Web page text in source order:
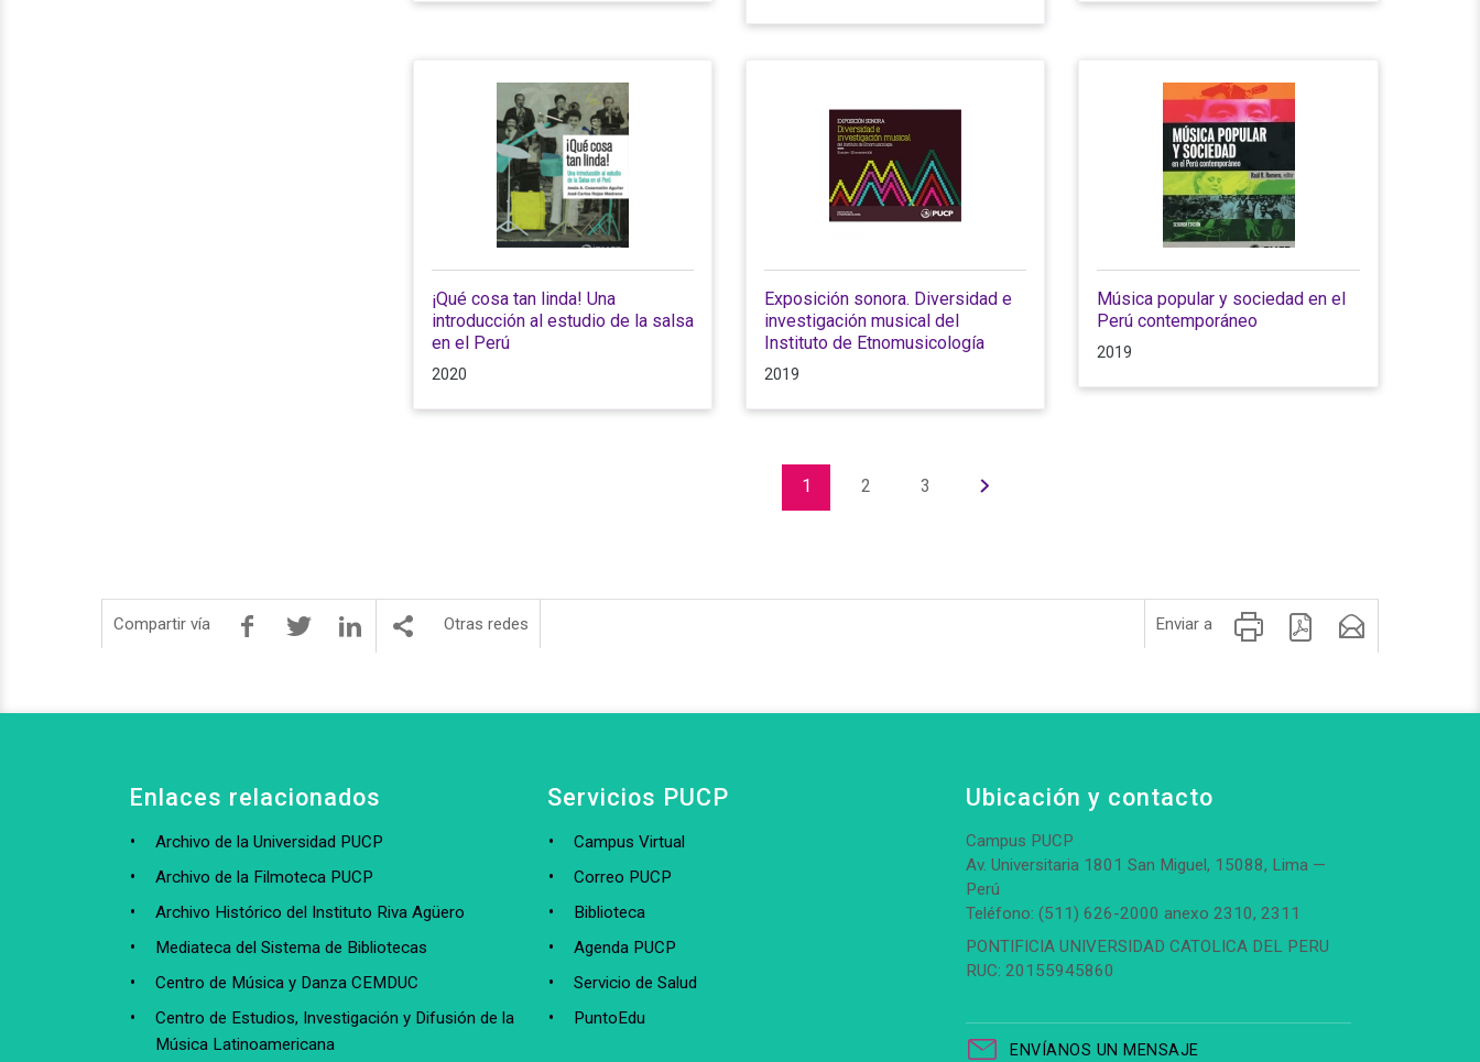
¡Qué cosa tan linda! Una
introducción al estudio de la salsa
en el Perú
2020
Exposición sonora. Diversidad e
investigación musical del
Instituto de Etnomusicología
2019
Música popular y sociedad en el
Perú contemporáneo
2019
1 2 3
Compartir vía Otras redes Enviar a
Enlaces relacionados
Archivo de la Universidad PUCP
Archivo de la Filmoteca PUCP
Archivo Histórico del Instituto Riva Agüero
Mediateca del Sistema de Bibliotecas
Centro de Música y Danza CEMDUC
Centro de Estudios, Investigación y Difusión de la
Música Latinoamericana
Servicios PUCP
Campus Virtual
Correo PUCP
Biblioteca
Agenda PUCP
Servicio de Salud
PuntoEdu
Ubicación y contacto
Campus PUCP
Av. Universitaria 1801 San Miguel, 15088, Lima —
Perú
Teléfono: (511) 626-2000 anexo 2310, 2311
PONTIFICIA UNIVERSIDAD CATOLICA DEL PERU
RUC: 20155945860
ENVÍANOS UN MENSAJE